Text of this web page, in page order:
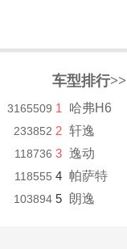
3165509
233852
118736
118555
103894
车型排行>>
1 哈弗H6
2 轩逸
3 逸动
4 帕萨特
5 朗逸